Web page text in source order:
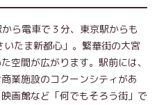
ら電車で３分、東京駅からも
たま新都心」。繁華街の大宮
空間が広がります。駅前には、
業施設のコクーンシティがあ
画館など「何でもそろう街」で